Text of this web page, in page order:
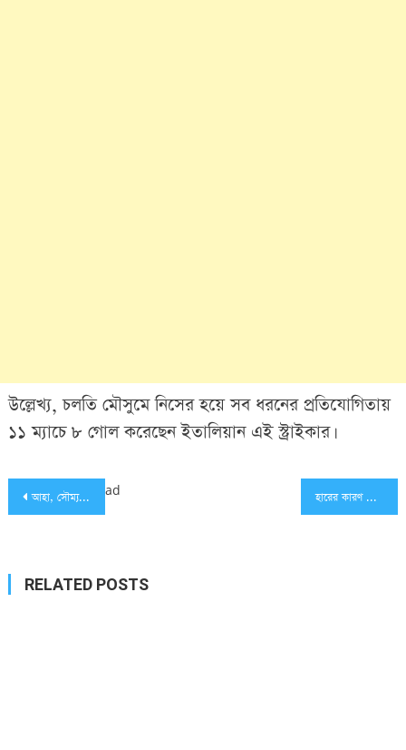
উল্লেখ্য, চলতি মৌসুমে নিসের হয়ে সব ধরনের প্রতিযোগিতায়
১১ ম্যাচে ৮ গোল করেছেন ইতালিয়ান এই স্ট্রাইকার।
Post
আহা, সৌম্য যদি আউট না হতো! হারের কারণ হিসেবে যা বললেন সাকিব
ad
RELATED POSTS